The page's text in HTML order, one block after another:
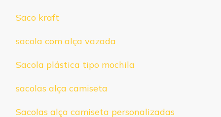
Saco kraft
sacola com alça vazada
Sacola plástica tipo mochila
sacolas alça camiseta
Sacolas alça camiseta personalizadas